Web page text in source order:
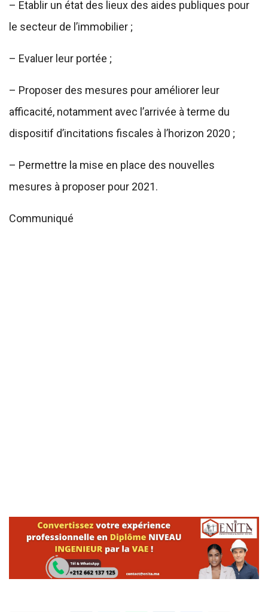
– Etablir un état des lieux des aides publiques pour
le secteur de l’immobilier ;
– Evaluer leur portée ;
– Proposer des mesures pour améliorer leur
afficacité, notamment avec l’arrivée à terme du
dispositif d’incitations fiscales à l’horizon 2020 ;
– Permettre la mise en place des nouvelles
mesures à proposer pour 2021.
Communiqué